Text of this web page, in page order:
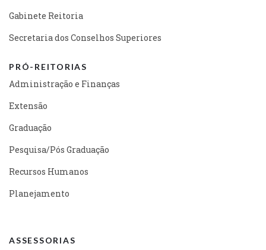
Gabinete Reitoria
Secretaria dos Conselhos Superiores
PRÓ-REITORIAS
Administração e Finanças
Extensão
Graduação
Pesquisa/Pós Graduação
Recursos Humanos
Planejamento
ASSESSORIAS